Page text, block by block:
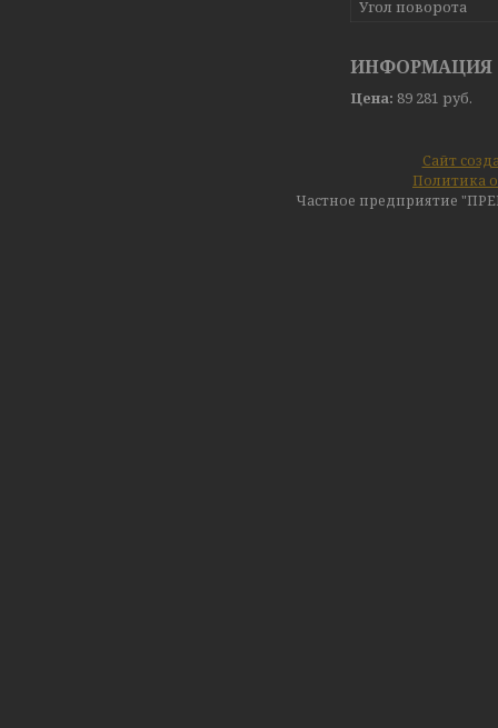
Угол поворота
ИНФОРМАЦИЯ
Цена: 89 281 руб.
Сайт
Политика
Частное предприятие